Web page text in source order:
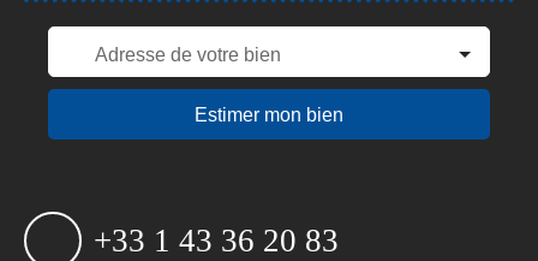
Adresse de votre bien
Estimer mon bien
+33 1 43 36 20 83